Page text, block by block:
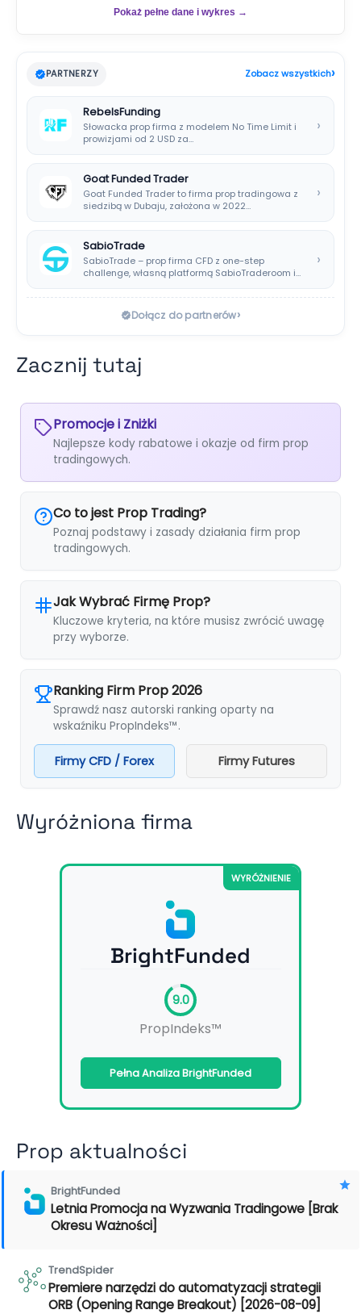
Pokaż pełne dane i wykres →
PARTNERZY Zobacz wszystkich›
RebelsFunding
Słowacka prop firma z modelem No Time Limit i
prowizjami od 2 USD za…
›
Goat Funded Trader
Goat Funded Trader to firma prop tradingowa z
siedzibą w Dubaju, założona w 2022…
›
SabioTrade
SabioTrade – prop firma CFD z one-step
challenge, własną platformą SabioTraderoom i
›
Dołącz do partnerów›
Zacznij tutaj
Promocje i Zniżki
Najlepsze kody rabatowe i okazje od firm prop
tradingowych.
Co to jest Prop Trading?
Poznaj podstawy i zasady działania firm prop
tradingowych.
Jak Wybrać Firmę Prop?
Kluczowe kryteria, na które musisz zwrócić uwagę
przy wyborze.
Ranking Firm Prop 2026
Sprawdź nasz autorski ranking oparty na
wskaźniku PropIndeks™.
Firmy CFD / Forex Firmy Futures
Wyróżniona firma
WYRÓŻNIENIE
BrightFunded
9.0
PropIndeks™
Pełna Analiza BrightFunded
Prop aktualności
BrightFunded
Letnia Promocja na Wyzwania Tradingowe [Brak
Okresu Ważności]
TrendSpider
Premiere narzędzi do automatyzacji strategii
ORB (Opening Range Breakout) [2026-08-09]